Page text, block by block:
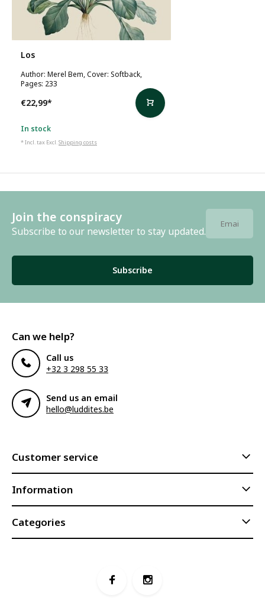
Los
Author: Merel Bem, Cover: Softback,
Pages: 233
€22,99*
In stock
* Incl. tax Excl.Shipping costs
Join the conspiracy
Subscribe to our newsletter to stay updated.
Subscribe
Can we help?
Call us
+32 3 298 55 33
Send us an email
hello@luddites.be
Customer service
Information
Categories